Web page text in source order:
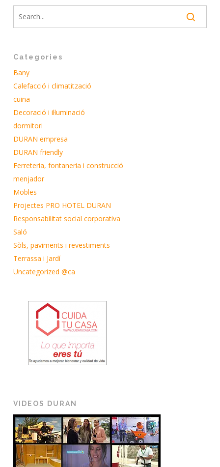
Categories
Bany
Calefacció i climatització
cuina
Decoració i il·luminació
dormitori
DURAN empresa
DURAN friendly
Ferreteria, fontaneria i construcció
menjador
Mobles
Projectes PRO HOTEL DURAN
Responsabilitat social corporativa
Saló
Sòls, paviments i revestiments
Terrassa i Jardí
Uncategorized @ca
VIDEOS DURAN